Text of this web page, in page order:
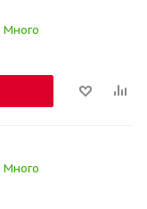
Много
Много